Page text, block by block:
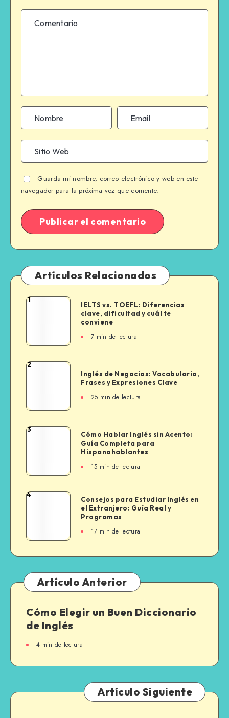
Guarda mi nombre, correo electrónico y web en este
navegador para la próxima vez que comente.
Artículos Relacionados
IELTS
Diferencias
dificultad
conviene
1
IELTS vs. TOEFL: Diferencias
clave, dificultad y cuál te
conviene
7 min de lectura
Inglés
Vocabulario,
y
2
Inglés de Negocios: Vocabulario,
Frases y Expresiones Clave
25 min de lectura
Cómo
sin
Guía
3
Cómo Hablar Inglés sin Acento:
Guía Completa para
Hispanohablantes
15 min de lectura
Consejos
Inglés
el
Guía
Real
Programas
4
Consejos para Estudiar Inglés en
el Extranjero: Guía Real y
Programas
17 min de lectura
Artículo Anterior
Cómo Elegir un Buen Diccionario
de Inglés
4 min de lectura
Artículo Siguiente